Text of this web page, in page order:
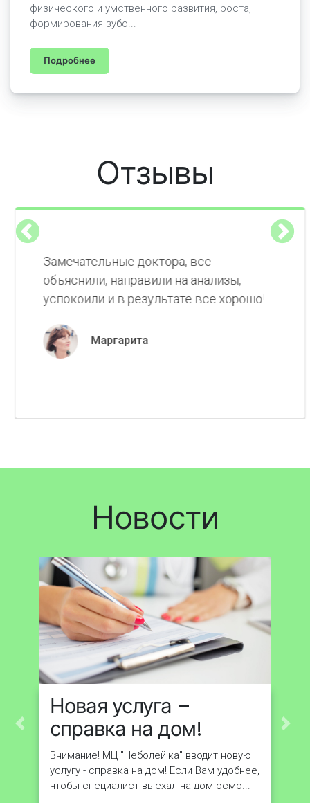
физического и умственного развития, роста,
формирования зубо...
Подробнее
Отзывы
Замечательные доктора, все
объяснили, направили на анализы,
успокоили и в результате все хорошо!
Маргарита
Новости
Новая услуга –
справка на дом!
Внимание! МЦ "Неболей'ка" вводит новую
услугу - справка на дом! Если Вам удобнее,
чтобы специалист выехал на дом осмо...
Назад